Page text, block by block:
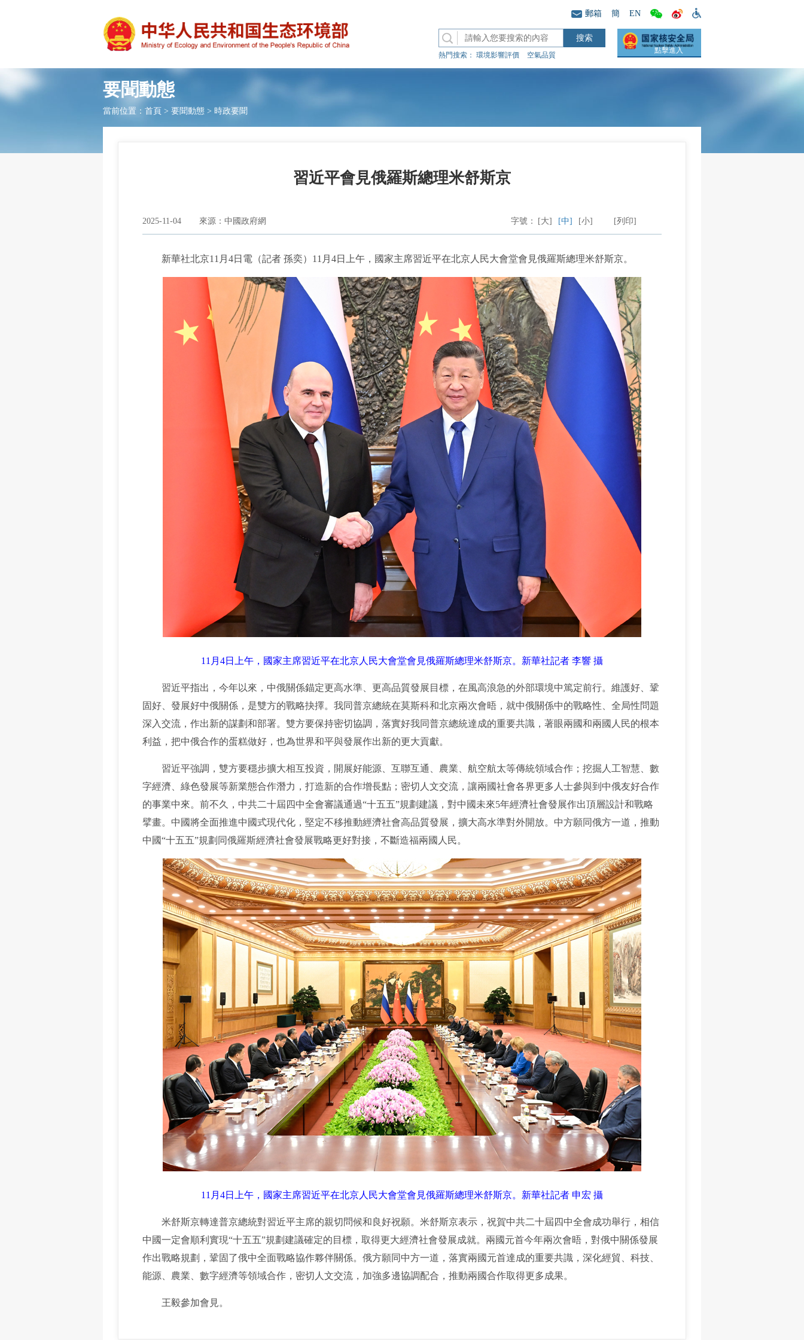
郵箱 簡 EN
熱門搜索： 環境影響評價 空氣品質
點擊進入
要聞動態
當前位置： 首頁 > 要聞動態 > 時政要聞
習近平會見俄羅斯總理米舒斯京
2025-11-04 來源：中國政府網 [列印]
字號： [大] [中] [小]
新華社北京11月4日電（記者 孫奕）11月4日上午，國家主席習近平在北京人民大會堂會見俄羅斯總理米舒斯京。
11月4日上午，國家主席習近平在北京人民大會堂會見俄羅斯總理米舒斯京。新華社記者 李響 攝
習近平指出，今年以來，中俄關係錨定更高水準、更高品質發展目標，在風高浪急的外部環境中篤定前行。維護好、鞏
固好、發展好中俄關係，是雙方的戰略抉擇。我同普京總統在莫斯科和北京兩次會晤，就中俄關係中的戰略性、全局性問題
深入交流，作出新的謀劃和部署。雙方要保持密切協調，落實好我同普京總統達成的重要共識，著眼兩國和兩國人民的根本
利益，把中俄合作的蛋糕做好，也為世界和平與發展作出新的更大貢獻。
習近平強調，雙方要穩步擴大相互投資，開展好能源、互聯互通、農業、航空航太等傳統領域合作；挖掘人工智慧、數
字經濟、綠色發展等新業態合作潛力，打造新的合作增長點；密切人文交流，讓兩國社會各界更多人士參與到中俄友好合作
的事業中來。前不久，中共二十屆四中全會審議通過“十五五”規劃建議，對中國未來5年經濟社會發展作出頂層設計和戰略
擘畫。中國將全面推進中國式現代化，堅定不移推動經濟社會高品質發展，擴大高水準對外開放。中方願同俄方一道，推動
中國“十五五”規劃同俄羅斯經濟社會發展戰略更好對接，不斷造福兩國人民。
11月4日上午，國家主席習近平在北京人民大會堂會見俄羅斯總理米舒斯京。新華社記者 申宏 攝
米舒斯京轉達普京總統對習近平主席的親切問候和良好祝願。米舒斯京表示，祝賀中共二十屆四中全會成功舉行，相信
中國一定會順利實現“十五五”規劃建議確定的目標，取得更大經濟社會發展成就。兩國元首今年兩次會晤，對俄中關係發展
作出戰略規劃，鞏固了俄中全面戰略協作夥伴關係。俄方願同中方一道，落實兩國元首達成的重要共識，深化經貿、科技、
能源、農業、數字經濟等領域合作，密切人文交流，加強多邊協調配合，推動兩國合作取得更多成果。
王毅參加會見。